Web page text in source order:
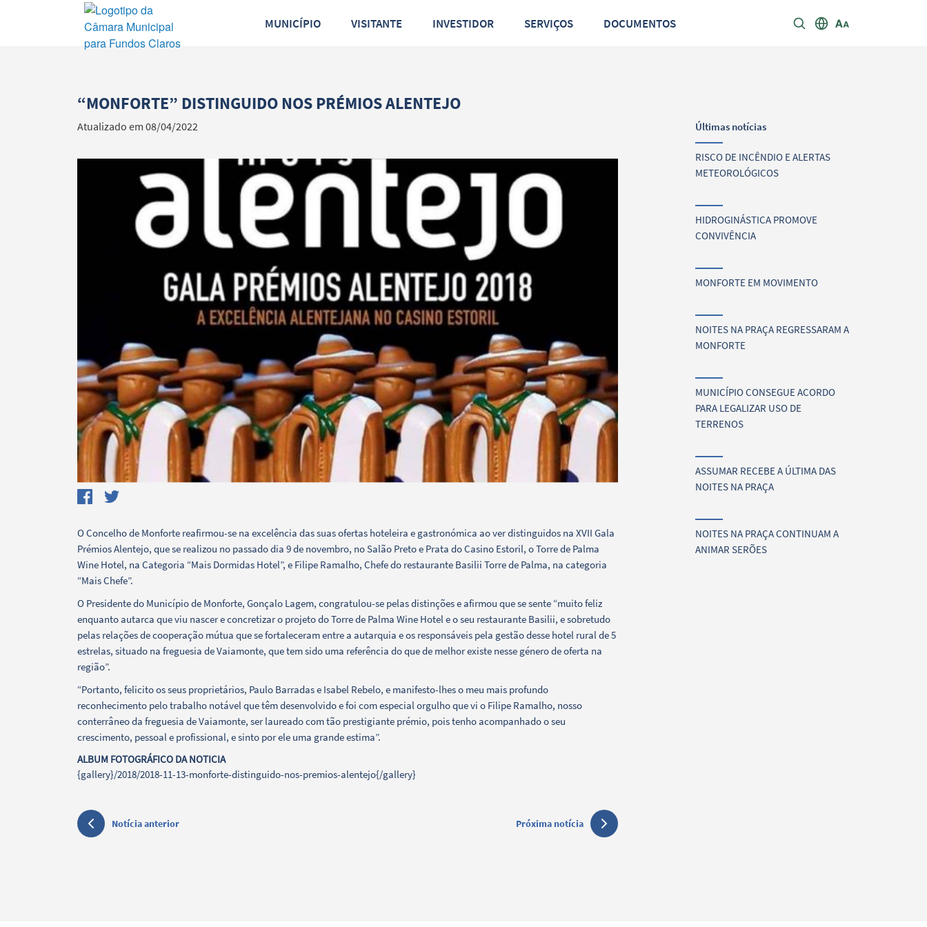
MUNICÍPIO VISITANTE INVESTIDOR SERVIÇOS DOCUMENTOS
“MONFORTE” DISTINGUIDO NOS PRÉMIOS ALENTEJO
Atualizado em 08/04/2022
O Concelho de Monforte reafirmou-se na excelência das suas ofertas hoteleira e gastronómica ao ver distinguidos na XVII Gala
Prémios Alentejo, que se realizou no passado dia 9 de novembro, no Salão Preto e Prata do Casino Estoril, o Torre de Palma
Wine Hotel, na Categoria “Mais Dormidas Hotel”, e Filipe Ramalho, Chefe do restaurante Basilii Torre de Palma, na categoria
“Mais Chefe”.
O Presidente do Município de Monforte, Gonçalo Lagem, congratulou-se pelas distinções e afirmou que se sente “muito feliz
enquanto autarca que viu nascer e concretizar o projeto do Torre de Palma Wine Hotel e o seu restaurante Basilii, e sobretudo
pelas relações de cooperação mútua que se fortaleceram entre a autarquia e os responsáveis pela gestão desse hotel rural de 5
estrelas, situado na freguesia de Vaiamonte, que tem sido uma referência do que de melhor existe nesse género de oferta na
região”.
“Portanto, felicito os seus proprietários, Paulo Barradas e Isabel Rebelo, e manifesto-lhes o meu mais profundo
reconhecimento pelo trabalho notável que têm desenvolvido e foi com especial orgulho que vi o Filipe Ramalho, nosso
conterrâneo da freguesia de Vaiamonte, ser laureado com tão prestigiante prémio, pois tenho acompanhado o seu
crescimento, pessoal e profissional, e sinto por ele uma grande estima”.
ALBUM FOTOGRÁFICO DA NOTICIA
{gallery}/2018/2018-11-13-monforte-distinguido-nos-premios-alentejo{/gallery}
Notícia anterior Próxima notícia
Últimas notícias
RISCO DE INCÊNDIO E ALERTAS
METEOROLÓGICOS
HIDROGINÁSTICA PROMOVE
CONVIVÊNCIA
MONFORTE EM MOVIMENTO
NOITES NA PRAÇA REGRESSARAM A
MONFORTE
MUNICÍPIO CONSEGUE ACORDO
PARA LEGALIZAR USO DE
TERRENOS
ASSUMAR RECEBE A ÚLTIMA DAS
NOITES NA PRAÇA
NOITES NA PRAÇA CONTINUAM A
ANIMAR SERÕES